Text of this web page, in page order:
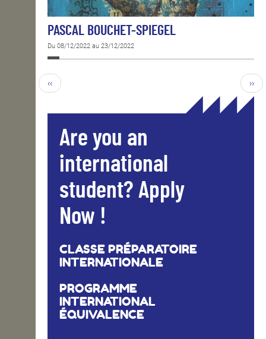
PASCAL BOUCHET-SPIEGEL
Du 08/12/2022 au 23/12/2022
‹‹ ››
Are you an
international
student? Apply
Now !
CLASSE PRÉPARATOIRE
INTERNATIONALE
PROGRAMME
INTERNATIONAL
ÉQUIVALENCE